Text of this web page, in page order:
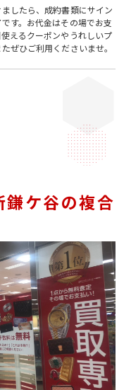
したら、成約書類にサイン
す。お代金はその場でお支
えるクーポンやうれしいプ
ぜひご利用くださいませ。
ケ谷の複合